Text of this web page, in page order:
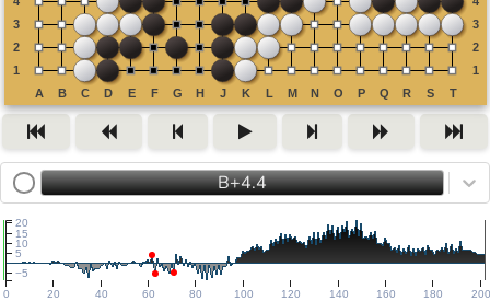
B+4.4
0 20 40 60 80 100 120 140 160 180 200
−5
5
10
15
20